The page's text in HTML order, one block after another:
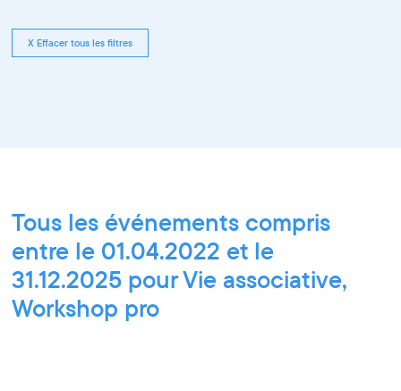
X Effacer tous les filtres
Tous les événements compris
entre le 01.04.2022 et le
31.12.2025 pour Vie associative,
Workshop pro